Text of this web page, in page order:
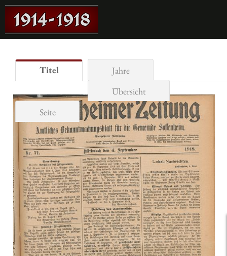
Titel
Jahre
Übersicht
Seite